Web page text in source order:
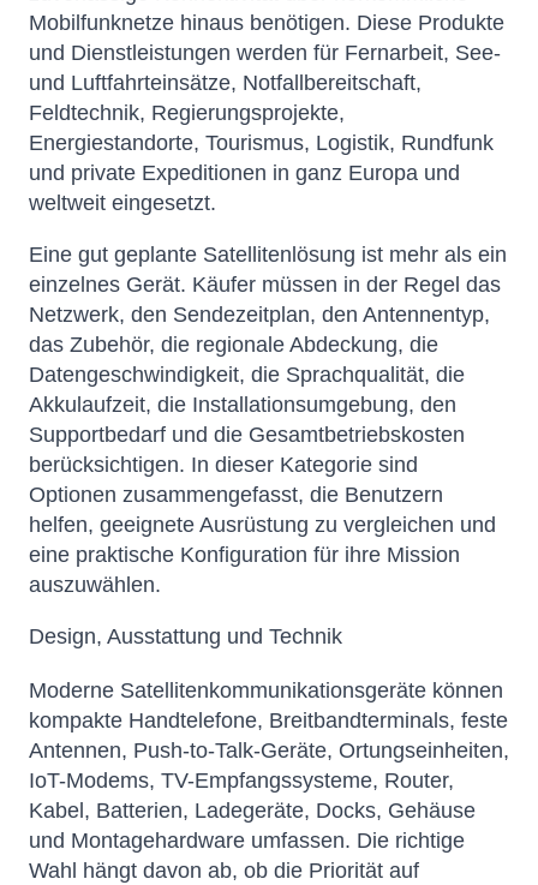
Mobilfunknetze hinaus benötigen. Diese Produkte
und Dienstleistungen werden für Fernarbeit, See-
und Luftfahrteinsätze, Notfallbereitschaft,
Feldtechnik, Regierungsprojekte,
Energiestandorte, Tourismus, Logistik, Rundfunk
und private Expeditionen in ganz Europa und
weltweit eingesetzt.
Eine gut geplante Satellitenlösung ist mehr als ein
einzelnes Gerät. Käufer müssen in der Regel das
Netzwerk, den Sendezeitplan, den Antennentyp,
das Zubehör, die regionale Abdeckung, die
Datengeschwindigkeit, die Sprachqualität, die
Akkulaufzeit, die Installationsumgebung, den
Supportbedarf und die Gesamtbetriebskosten
berücksichtigen. In dieser Kategorie sind
Optionen zusammengefasst, die Benutzern
helfen, geeignete Ausrüstung zu vergleichen und
eine praktische Konfiguration für ihre Mission
auszuwählen.
Design, Ausstattung und Technik
Moderne Satellitenkommunikationsgeräte können
kompakte Handtelefone, Breitbandterminals, feste
Antennen, Push-to-Talk-Geräte, Ortungseinheiten,
IoT-Modems, TV-Empfangssysteme, Router,
Kabel, Batterien, Ladegeräte, Docks, Gehäuse
und Montagehardware umfassen. Die richtige
Wahl hängt davon ab, ob die Priorität auf